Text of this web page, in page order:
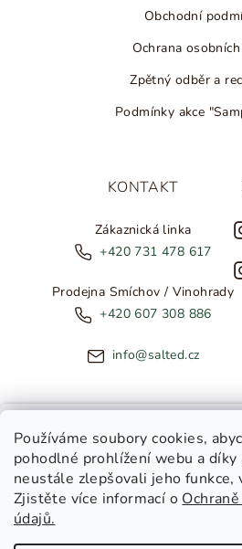
Používáme soubory cookies,
pohodlné prohlížení webu a díky
neustále zlepšovali jeho funkce,
Zjistěte více informací o
údajů.
Obchodní
Ochrana
Zpětný odběr a
Podmínky akce
KONTAKT
Zákaznická linka
+420 731 478 617
Prodejna Smíchov / Vinohrady
+420 607 308 886
info@salted.cz
Copyright 2026SALTED. Všechna
nastavení
NOVINKY ZE
Toužíte dostávat novinky z